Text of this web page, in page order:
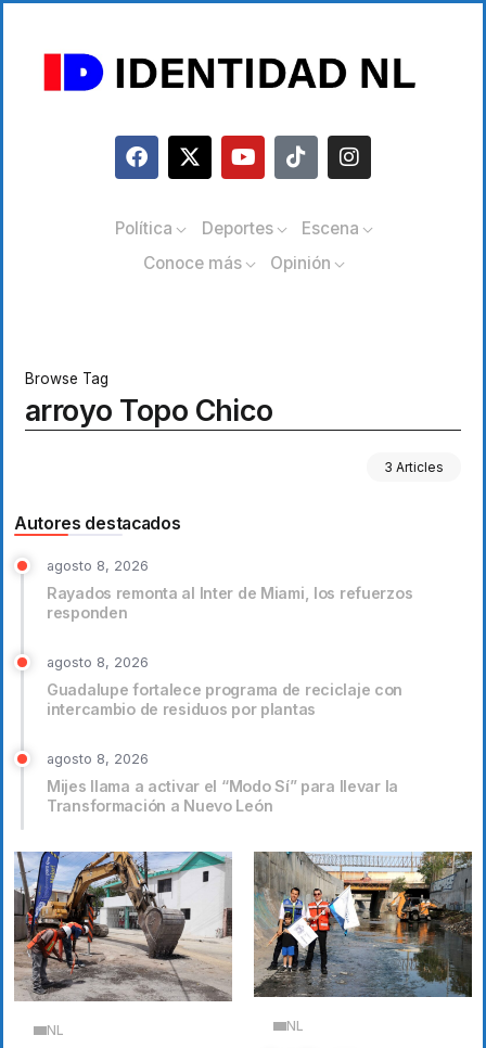
Política Deportes
Escena
Conoce más
Opinión
Browse Tag
arroyo Topo Chico
3 Articles
Autores destacados
agosto 8, 2026
Rayados remonta al Inter de Miami, los refuerzos
responden
agosto 8, 2026
Guadalupe fortalece programa de reciclaje con
intercambio de residuos por plantas
agosto 8, 2026
Mijes llama a activar el “Modo Sí” para llevar la
Transformación a Nuevo León
NL NL